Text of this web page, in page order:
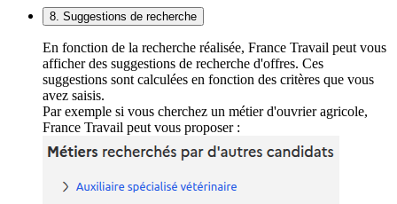
8. Suggestions de recherche
En fonction de la recherche réalisée, France Travail peut vous
afficher des suggestions de recherche d'offres. Ces
suggestions sont calculées en fonction des critères que vous
avez saisis.
Par exemple si vous cherchez un métier d'ouvrier agricole,
France Travail peut vous proposer :